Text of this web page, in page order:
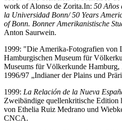
work of Alonso de Zorita.In: 50 Años
la Universidad Bonn/ 50 Years
of Bonn. Bonner Amerikanistische
Anton Saurwein.
1999: "Die Amerika-Fotografien von
Hamburgischen Museum für
Museums für Völkerkunde Hamburg,
1996/97 „Indianer der Plains und
1999: La Relación de la Nueva
Zweibändige quellenkritische Edition
von Ethelia Ruiz Medrano und
CNCA.